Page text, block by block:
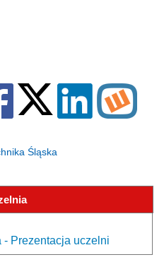
Śląska
Prezentacja uczelni